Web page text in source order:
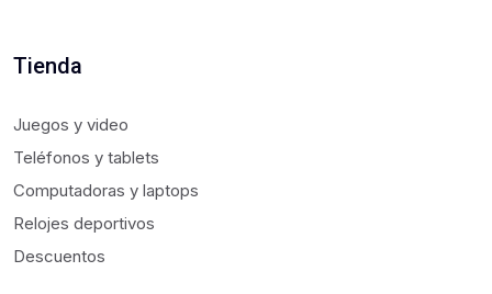
Tienda
Juegos y video
Teléfonos y tablets
Computadoras y laptops
Relojes deportivos
Descuentos